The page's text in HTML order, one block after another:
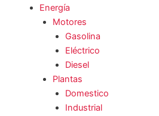
Energía
Motores
Gasolina
Eléctrico
Diesel
Plantas
Domestico
Industrial